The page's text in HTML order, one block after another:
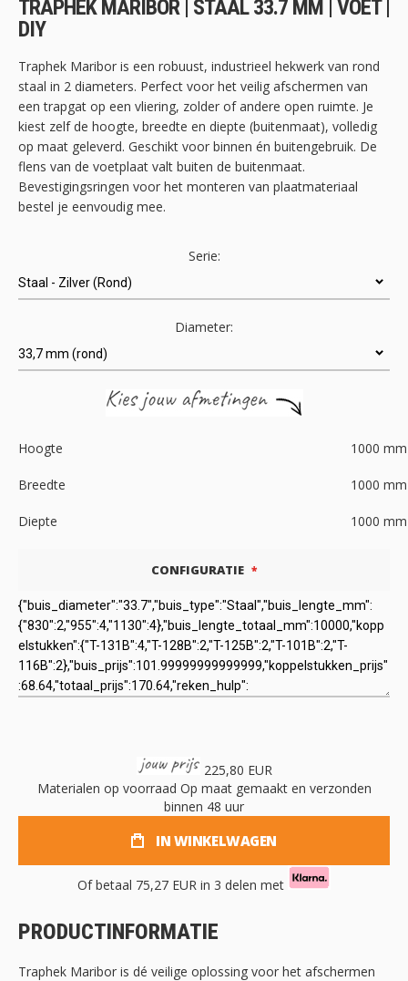
de
afbeeldingen-
TRAPHEK MARIBOR | STAAL 33.7 MM | VOET |
DIY
Traphek Maribor is een robuust, industrieel hekwerk van rond
staal in 2 diameters. Perfect voor het veilig afschermen van
een trapgat op een vliering, zolder of andere open ruimte. Je
kiest zelf de hoogte, breedte en diepte (buitenmaat), volledig
op maat geleverd. Geschikt voor binnen én buitengebruik. De
flens van de voetplaat valt buiten de buitenmaat.
Bevestigingsringen voor het monteren van plaatmateriaal
bestel je eenvoudig mee.
Serie:
Diameter:
Hoogte 1000 mm
Breedte 1000 mm
Diepte 1000 mm
CONFIGURATIE
225,80 EUR
Materialen op voorraad Op maat gemaakt en verzonden
binnen 48 uur
IN WINKELWAGEN
Of betaal 75,27 EUR in 3 delen met
PRODUCTINFORMATIE
Traphek Maribor is dé veilige oplossing voor het afschermen